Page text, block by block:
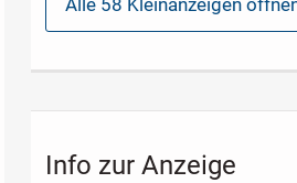
Info zur Anzeige